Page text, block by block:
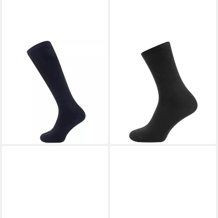
BIONMOVE
Stützkniestrümpfe
Funktionskniestrumpf mit
Extradehnung highflex XXL
19,99 €
lieferbar - in 4-5 Werktagen bei dir
BIONMOVE
Stützkniestrümpfe
Funktionsstrumpf highflex
XXL mit Extradehnung
lieferbar - in 4-5 Werktagen bei dir